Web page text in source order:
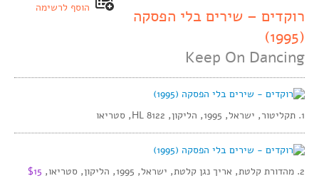
הוסף לרשימה
רוקדים – שירים בלי הפסקה
(1995)
Keep On Dancing
1. תקליטור, ישראל, 1995, הליקון, HL 8122, סטריאו
2. מהדורת קלטת, אריך נגן קלטת, ישראל, 1995, הליקון, סטריאו, $15